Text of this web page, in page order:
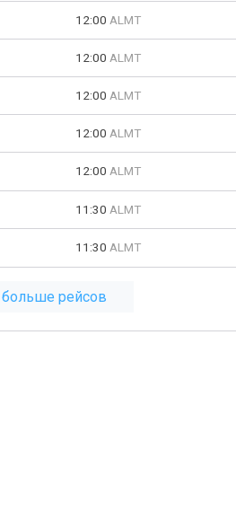
12:00 ALMT
12:00 ALMT
12:00 ALMT
12:00 ALMT
12:00 ALMT
11:30 ALMT
11:30 ALMT
больше рейсов